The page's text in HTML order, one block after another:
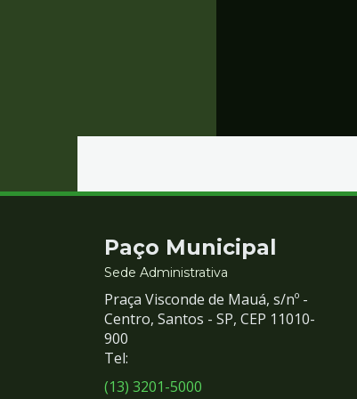
Contato
e
Redes
Sociais
Paço Municipal
Sede Administrativa
Praça Visconde de Mauá, s/nº -
Centro, Santos - SP, CEP 11010-
900
Tel:
(13) 3201-5000